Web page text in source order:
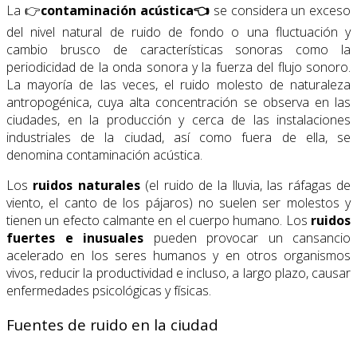
La 👉contaminación acústica👈 se considera un exceso
del nivel natural de ruido de fondo o una fluctuación y
cambio brusco de características sonoras como la
periodicidad de la onda sonora y la fuerza del flujo sonoro.
La mayoría de las veces, el ruido molesto de naturaleza
antropogénica, cuya alta concentración se observa en las
ciudades, en la producción y cerca de las instalaciones
industriales de la ciudad, así como fuera de ella, se
denomina contaminación acústica.
Los ruidos naturales(el ruido de la lluvia, las ráfagas de
viento, el canto de los pájaros) no suelen ser molestos y
tienen un efecto calmante en el cuerpo humano. Los ruidos
fuertes e inusuales pueden provocar un cansancio
acelerado en los seres humanos y en otros organismos
vivos, reducir la productividad e incluso, a largo plazo, causar
enfermedades psicológicas y físicas.
Fuentes de ruido en la ciudad